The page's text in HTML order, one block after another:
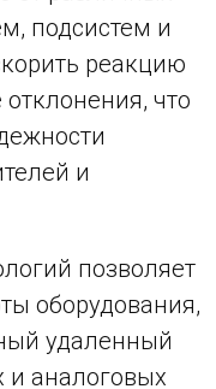
подсистем и
реакцию
что
и
позволяет
оборудования,
удаленный
и аналоговых